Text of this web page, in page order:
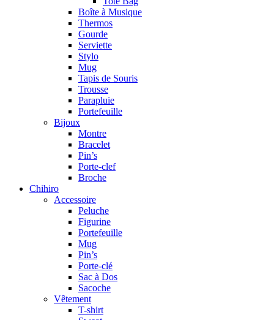
Boîte à Musique
Thermos
Gourde
Serviette
Stylo
Mug
Tapis de Souris
Trousse
Parapluie
Portefeuille
Bijoux
Montre
Bracelet
Pin’s
Porte-clef
Broche
Chihiro
Accessoire
Peluche
Figurine
Portefeuille
Mug
Pin’s
Porte-clé
Sac à Dos
Sacoche
Vêtement
T-shirt